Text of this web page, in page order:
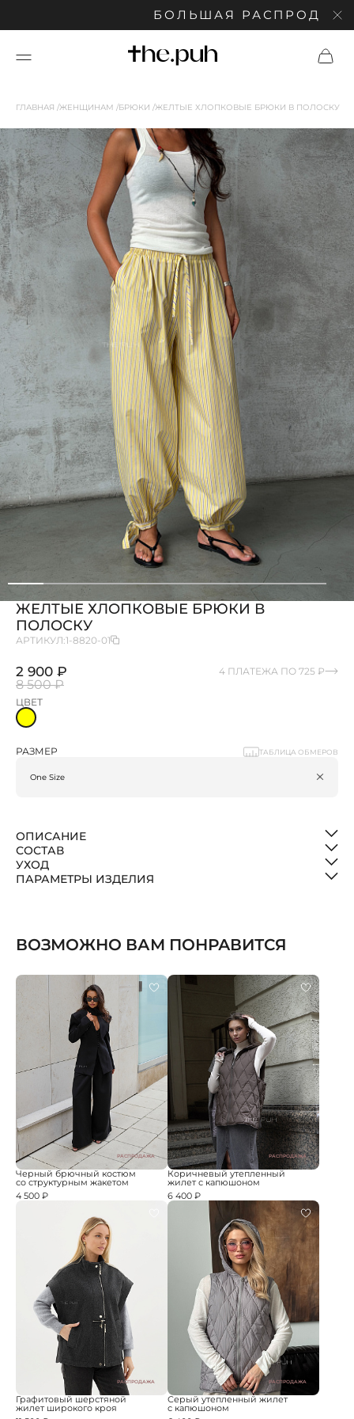
БОЛЬШАЯ РАСПРОДАЖА:
ГЛАВНАЯ ЖЕНЩИНАМ БРЮКИ ЖЕЛТЫЕ ХЛОПКОВЫЕ БРЮКИ В ПОЛОСКУ
ЖЕЛТЫЕ ХЛОПКОВЫЕ БРЮКИ В
ПОЛОСКУ
АРТИКУЛ:1-8820-01
2 900 ₽
8 500 ₽
4 ПЛАТЕЖА ПО 725 ₽
ЦВЕТ
РАЗМЕР ТАБЛИЦА ОБМЕРОВ
ОПИСАНИЕ
СОСТАВ
УХОД
ПАРАМЕТРЫ ИЗДЕЛИЯ
ВОЗМОЖНО ВАМ ПОНРАВИТСЯ
РАСПРОДАЖА
Черный брючный костюм
со структурным жакетом
4 500 ₽
РАСПРОДАЖА
Коричневый утепленный
жилет с капюшоном
6 400 ₽
РАСПРОДАЖА
Графитовый шерстяной
жилет широкого кроя
РАСПРОДАЖА
Серый утепленный жилет
с капюшоном